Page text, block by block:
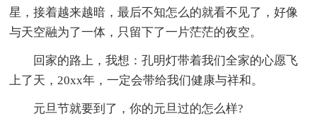
星，接着越来越暗，最后不知怎么的就看不见了，好像
与天空融为了一体，只留下了一片茫茫的夜空。
回家的路上，我想：孔明灯带着我们全家的心愿飞
上了天，20xx年，一定会带给我们健康与祥和。
元旦节就要到了，你的元旦过的怎么样?